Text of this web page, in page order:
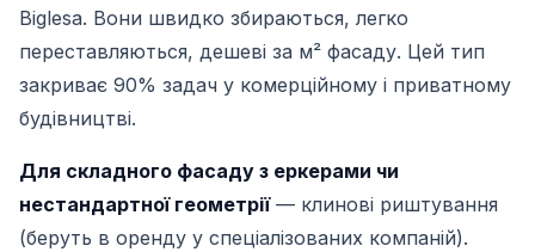
Biglesa. Вони швидко збираються, легко
переставляються, дешеві за м² фасаду. Цей тип
закриває 90% задач у комерційному і приватному
будівництві.
Для складного фасаду з еркерами чи
нестандартної геометрії— клинові риштування
(беруть в оренду у спеціалізованих компаній).